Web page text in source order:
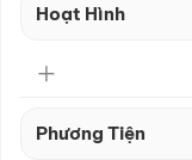
Hoạt Hình
Phương Tiện